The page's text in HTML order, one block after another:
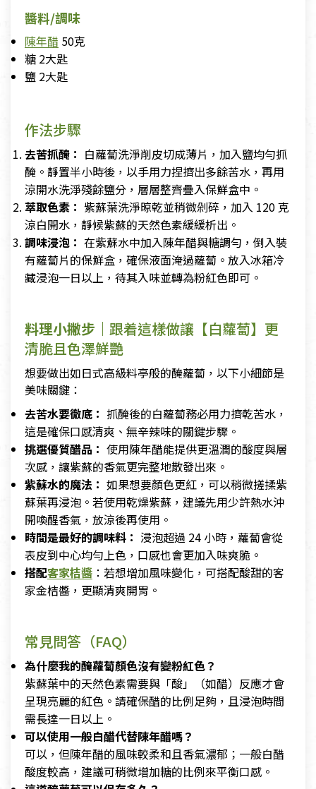
醬料/調味
陳年醋 50克
糖 2大匙
鹽 2大匙
作法步驟
去苦抓醃： 白蘿蔔洗淨削皮切成薄片，加入鹽均勻抓
醃。靜置半小時後，以手用力捏擠出多餘苦水，再用
涼開水洗淨殘餘鹽分，層層整齊疊入保鮮盒中。
萃取色素： 紫蘇葉洗淨晾乾並稍微剁碎，加入 120 克
涼白開水，靜候紫蘇的天然色素緩緩析出。
調味浸泡： 在紫蘇水中加入陳年醋與糖調勻，倒入裝
有蘿蔔片的保鮮盒，確保液面淹過蘿蔔。放入冰箱冷
藏浸泡一日以上，待其入味並轉為粉紅色即可。
料理小撇步｜ 跟着這樣做讓【白蘿蔔】更
清脆且色澤鮮艷
想要做出如日式高級料亭般的醃蘿蔔，以下小細節是
美味關鍵：
去苦水要徹底： 抓醃後的白蘿蔔務必用力擠乾苦水，
這是確保口感清爽、無辛辣味的關鍵步驟。
挑選優質醋品： 使用陳年醋能提供更溫潤的酸度與層
次感，讓紫蘇的香氣更完整地散發出來。
紫蘇水的魔法： 如果想要顏色更紅，可以稍微搓揉紫
蘇葉再浸泡。若使用乾燥紫蘇，建議先用少許熱水沖
開喚醒香氣，放涼後再使用。
時間是最好的調味料： 浸泡超過 24 小時，蘿蔔會從
表皮到中心均勻上色，口感也會更加入味爽脆。
搭配客家桔醬 ：若想增加風味變化，可搭配酸甜的客
家金桔醬，更顯清爽開胃。
常見問答（FAQ）
為什麼我的醃蘿蔔顏色沒有變粉紅色？
紫蘇葉中的天然色素需要與「酸」（如醋）反應才會
呈現亮麗的紅色。請確保醋的比例足夠，且浸泡時間
需長達一日以上。
可以使用一般白醋代替陳年醋嗎？
可以，但陳年醋的風味較柔和且香氣濃郁；一般白醋
酸度較高，建議可稍微增加糖的比例來平衡口感。